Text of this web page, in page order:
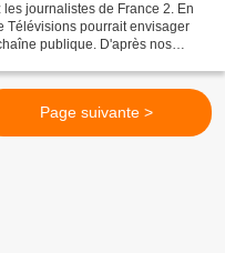
journalistes de France 2. En
Télévisions pourrait envisager
publique. D'après nos
Page suivante >